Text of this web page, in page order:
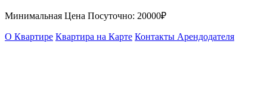
Минимальная Цена Посуточно: 20000₽
О Квартире Квартира на Карте Контакты Арендодателя